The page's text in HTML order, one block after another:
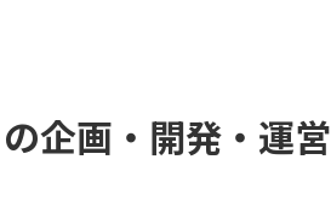
企画・開発・運営